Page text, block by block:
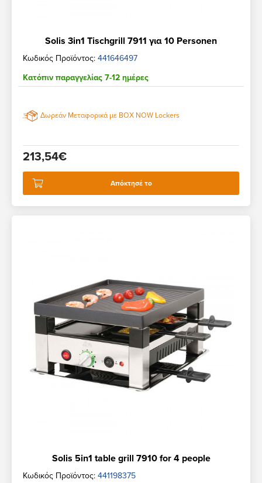
Solis 3in1 Tischgrill 7911 για 10 Personen
Κωδικός Προϊόντος: 441646497
Κατόπιν παραγγελίας 7-12 ημέρες
Δωρεάν Μεταφορικά με BOX NOW Lockers
213,54€
Απόκτησέ το
Solis 5in1 table grill 7910 for 4 people
Κωδικός Προϊόντος: 441198375